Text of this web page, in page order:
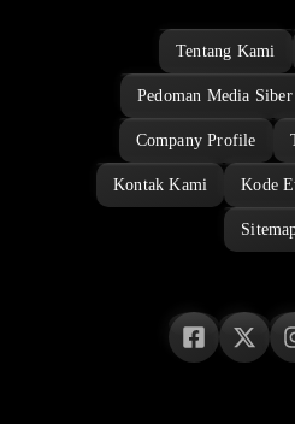
Tentang Kami
Pedoman Media Siber
Company Profile
Kontak Kami Kode